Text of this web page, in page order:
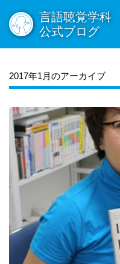
言語聴覚学科
公式ブログ
2017年1月のアーカイブ